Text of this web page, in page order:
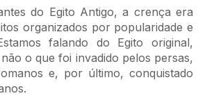
do Egito Antigo, a crença era
organizados por popularidade e
falando do Egito original,
o que foi invadido pelos persas,
e, por último, conquistado